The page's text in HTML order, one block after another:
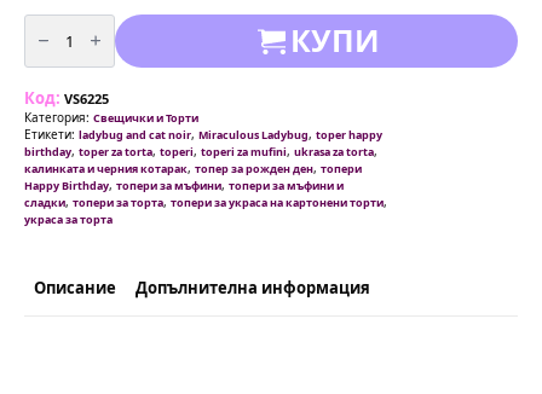
количество
за
Комплект
топери
"
Калинката
и
Черния
Котарак
"
(
Ladybug
and
10
КУПИ
Код: VS6225
Категория: Свещички и Торти
Етикети: ladybug and cat noir, Miraculous Ladybug, toper happy
birthday, toper za torta, toperi, toperi za mufini, ukrasa za torta,
калинката и черния котарак, топер за рожден ден, топери
Happy Birthday, топери за мъфини, топери за мъфини и
сладки, топери за торта, топери за украса на картонени торти,
украса за торта
Описание Допълнителна информация